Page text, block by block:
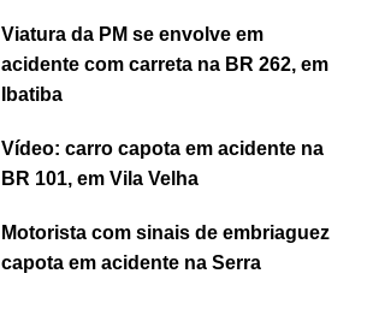
Viatura da PM se envolve em
acidente com carreta na BR 262, em
Ibatiba
Vídeo: carro capota em acidente na
BR 101, em Vila Velha
Motorista com sinais de embriaguez
capota em acidente na Serra